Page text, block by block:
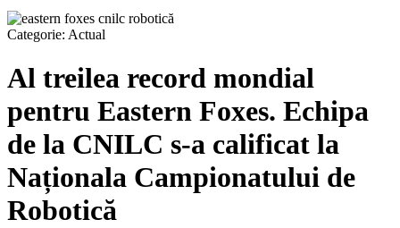
Categorie: Actual
Al treilea record mondial
pentru Eastern Foxes. Echipa
de la CNILC s-a calificat la
Naționala Campionatului de
Robotică